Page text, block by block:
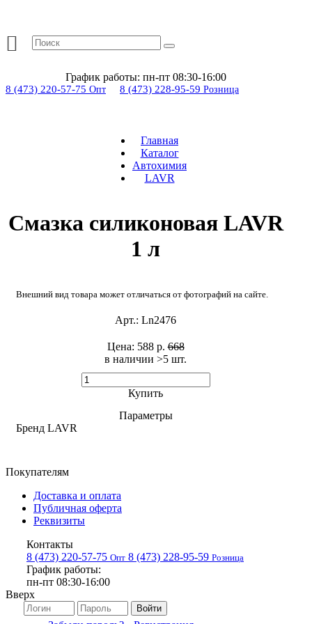
График работы: пн-пт 08:30-16:00
8 (473) 220-57-75 Опт 8 (473) 228-95-59 Розница
Главная
Каталог
Автохимия
LAVR
Смазка силиконовая LAVR
1 л
Внешний вид товара может отличаться от фотографий на сайте.
Арт.: Ln2476
в наличии >5 шт. ​
Цена: 588 р.668
Купить
Параметры
Бренд LAVR
Покупателям
Доставка и оплата
Публичная оферта
Реквизиты
Контакты
8 (473) 220-57-75 Опт 8 (473) 228-95-59 Розница
График работы:
пн-пт 08:30-16:00
Вверх
Войти